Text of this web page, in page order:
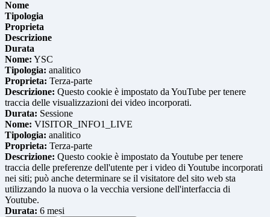
Nome
Tipologia
Proprieta
Descrizione
Durata
Nome: YSC
Tipologia: analitico
Proprieta: Terza-parte
Descrizione: Questo cookie è impostato da YouTube per tenere
traccia delle visualizzazioni dei video incorporati.
Durata: Sessione
Nome: VISITOR_INFO1_LIVE
Tipologia: analitico
Proprieta: Terza-parte
Descrizione: Questo cookie è impostato da Youtube per tenere
traccia delle preferenze dell'utente per i video di Youtube incorporati
nei siti; può anche determinare se il visitatore del sito web sta
utilizzando la nuova o la vecchia versione dell'interfaccia di
Youtube.
Durata: 6 mesi